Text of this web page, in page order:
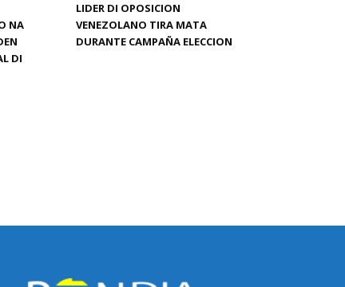
NA
DI
LIDER DI OPOSICION
VENEZOLANO TIRA MATA
DURANTE CAMPAÑA ELECCION